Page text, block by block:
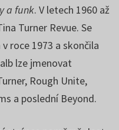
a funk. V letech 1960 až
Turner Revue. Se
roce 1973 a skončila
lze jmenovat
Rough Unite,
a poslední Beyond.